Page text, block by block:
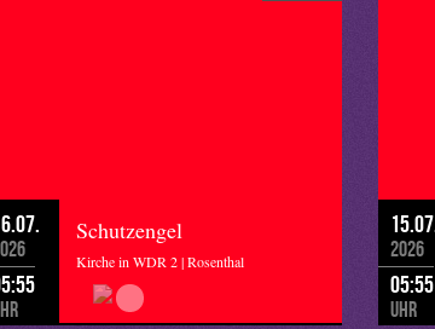
Schutzengel
Kirche in WDR 2 | Rosenthal
15.07.
2026
05:55
Uhr